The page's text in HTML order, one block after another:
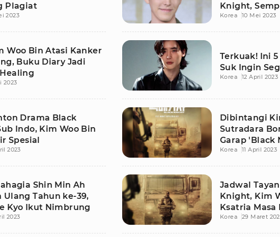
Plagiat
2023
Knight,
Karakternya
Korea 10 Mei 2023
Woo Bin Atasi Kanker
Buku Diary Jadi
2023
Terkuak! Ini
Suk Ingin
Korea 12 April 2023
Drama Black
Indo, Kim Woo Bin
Spesial
2023
Dibintangi
Sutradara
Garap 'Black
Korea 11 April 2023
Shin Min Ah
Ulang Tahun ke-39,
Kyo Ikut Nimbrung
2023
Jadwal
Knight, Kim
Ksatria Masa
Korea 29 Maret